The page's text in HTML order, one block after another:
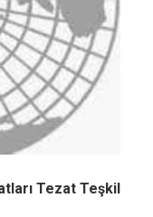
Tezat Teşkil